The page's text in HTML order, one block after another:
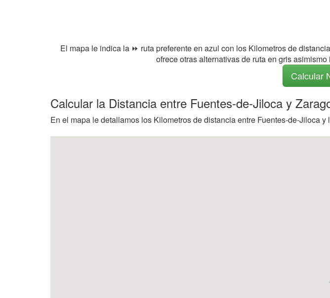
El mapa le indica la ⏩ ruta preferente en azul con los Kilometros de
ofrece otras alternativas de ruta en gris
Calcular
Calcular la Distancia entre Fuentes-de-Jiloca y
En el mapa le detallamos los Kilometros de distancia entre Fuentes-de-Jiloca